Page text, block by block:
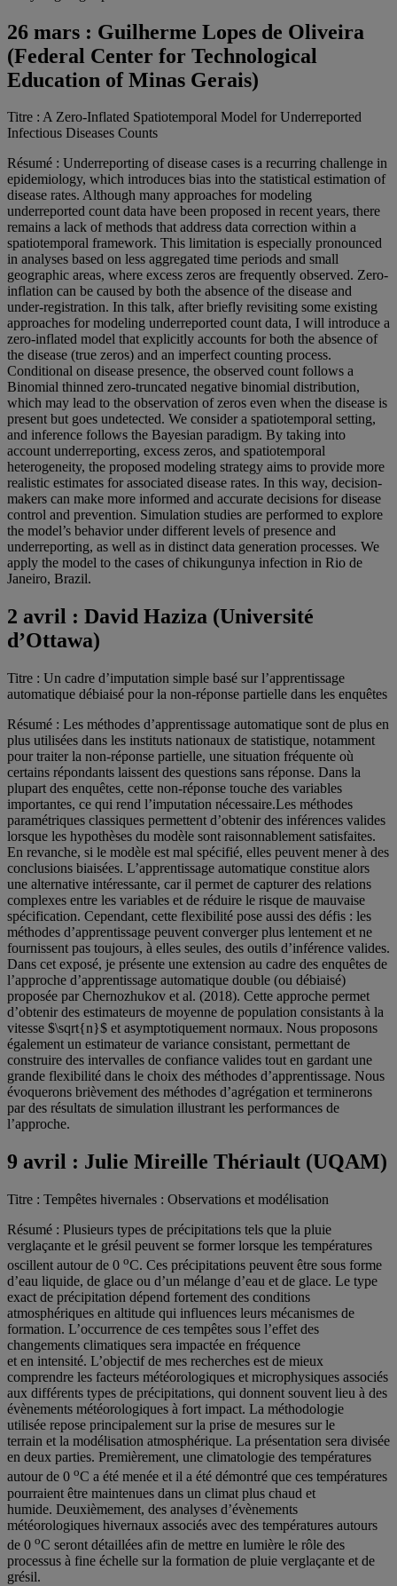
26 mars : Guilherme Lopes de Oliveira
(Federal Center for Technological
Education of Minas Gerais)
Titre : A Zero-Inflated Spatiotemporal Model for Underreported
Infectious Diseases Counts
Résumé : Underreporting of disease cases is a recurring challenge in
epidemiology, which introduces bias into the statistical estimation of
disease rates. Although many approaches for modeling
underreported count data have been proposed in recent years, there
remains a lack of methods that address data correction within a
spatiotemporal framework. This limitation is especially pronounced
in analyses based on less aggregated time periods and small
geographic areas, where excess zeros are frequently observed. Zero-
inflation can be caused by both the absence of the disease and
under-registration. In this talk, after briefly revisiting some existing
approaches for modeling underreported count data, I will introduce a
zero-inflated model that explicitly accounts for both the absence of
the disease (true zeros) and an imperfect counting process.
Conditional on disease presence, the observed count follows a
Binomial thinned zero-truncated negative binomial distribution,
which may lead to the observation of zeros even when the disease is
present but goes undetected. We consider a spatiotemporal setting,
and inference follows the Bayesian paradigm. By taking into
account underreporting, excess zeros, and spatiotemporal
heterogeneity, the proposed modeling strategy aims to provide more
realistic estimates for associated disease rates. In this way, decision-
makers can make more informed and accurate decisions for disease
control and prevention. Simulation studies are performed to explore
the model’s behavior under different levels of presence and
underreporting, as well as in distinct data generation processes. We
apply the model to the cases of chikungunya infection in Rio de
Janeiro, Brazil.
2 avril : David Haziza (Université
d’Ottawa)
Titre : Un cadre d’imputation simple basé sur l’apprentissage
automatique débiaisé pour la non-réponse partielle dans les enquêtes
Résumé : Les méthodes d’apprentissage automatique sont de plus en
plus utilisées dans les instituts nationaux de statistique, notamment
pour traiter la non-réponse partielle, une situation fréquente où
certains répondants laissent des questions sans réponse. Dans la
plupart des enquêtes, cette non-réponse touche des variables
importantes, ce qui rend l’imputation nécessaire.Les méthodes
paramétriques classiques permettent d’obtenir des inférences valides
lorsque les hypothèses du modèle sont raisonnablement satisfaites.
En revanche, si le modèle est mal spécifié, elles peuvent mener à des
conclusions biaisées. L’apprentissage automatique constitue alors
une alternative intéressante, car il permet de capturer des relations
complexes entre les variables et de réduire le risque de mauvaise
spécification. Cependant, cette flexibilité pose aussi des défis : les
méthodes d’apprentissage peuvent converger plus lentement et ne
fournissent pas toujours, à elles seules, des outils d’inférence valides.
Dans cet exposé, je présente une extension au cadre des enquêtes de
l’approche d’apprentissage automatique double (ou débiaisé)
proposée par Chernozhukov et al. (2018). Cette approche permet
d’obtenir des estimateurs de moyenne de population consistants à la
vitesse $\sqrt{n}$ et asymptotiquement normaux. Nous proposons
également un estimateur de variance consistant, permettant de
construire des intervalles de confiance valides tout en gardant une
grande flexibilité dans le choix des méthodes d’apprentissage. Nous
évoquerons brièvement des méthodes d’agrégation et terminerons
par des résultats de simulation illustrant les performances de
l’approche.
9 avril : Julie Mireille Thériault (UQAM)
Titre : Tempêtes hivernales : Observations et modélisation
Résumé : Plusieurs types de précipitations tels que la pluie
verglaçante et le grésil peuvent se former lorsque les températures
oscillent autour de 0 oC. Ces précipitations peuvent être sous forme
d’eau liquide, de glace ou d’un mélange d’eau et de glace. Le type
exact de précipitation dépend fortement des conditions
atmosphériques en altitude qui influences leurs mécanismes de
formation. L’occurrence de ces tempêtes sous l’effet des
changements climatiques sera impactée en fréquence
et en intensité. L’objectif de mes recherches est de mieux
comprendre les facteurs météorologiques et microphysiques associés
aux différents types de précipitations, qui donnent souvent lieu à des
évènements météorologiques à fort impact. La méthodologie
utilisée repose principalement sur la prise de mesures sur le
terrain et la modélisation atmosphérique. La présentation sera divisée
en deux parties. Premièrement, une climatologie des températures
autour de 0 oC a été menée et il a été démontré que ces températures
pourraient être maintenues dans un climat plus chaud et
humide. Deuxièmement, des analyses d’évènements
météorologiques hivernaux associés avec des températures autours
de 0 oC seront détaillées afin de mettre en lumière le rôle des
processus à fine échelle sur la formation de pluie verglaçante et de
grésil.